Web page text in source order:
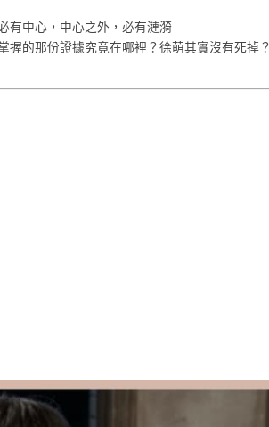
有中心，中心之外，必有漣漪
握的那份證據究竟在哪裡？徐萌其實沒有死掉？